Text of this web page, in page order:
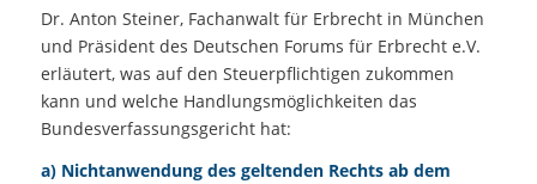
Dr. Anton Steiner, Fachanwalt für Erbrecht in München
und Präsident des Deutschen Forums für Erbrecht e.V.
erläutert, was auf den Steuerpflichtigen zukommen
kann und welche Handlungsmöglichkeiten das
Bundesverfassungsgericht hat:
a) Nichtanwendung des geltenden Rechts ab dem